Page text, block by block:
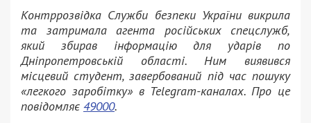
Контррозвідка Служби безпеки України викрила
та затримала агента російських спецслужб,
який збирав інформацію для ударів по
Дніпропетровській області. Ним виявився
місцевий студент, завербований під час пошуку
«легкого заробітку» в Telegram-каналах. Про це
повідомляє 49000.